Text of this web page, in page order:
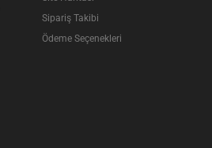
Sipariş Takibi
Ödeme Seçenekleri